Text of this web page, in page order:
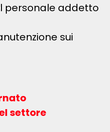
personale addetto
sui
settore